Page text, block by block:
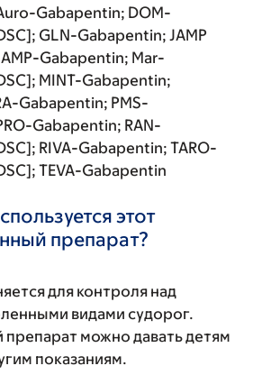
Gabapentin; DOM-
GLN-Gabapentin; JAMP
Gabapentin; Mar-
MINT-Gabapentin;
Gabapentin; PMS-
Gabapentin; RAN-
RIVA-Gabapentin; TARO-
TEVA-Gabapentin
этот
препарат?
для контроля над
видами судорог.
можно давать детям
показаниям.